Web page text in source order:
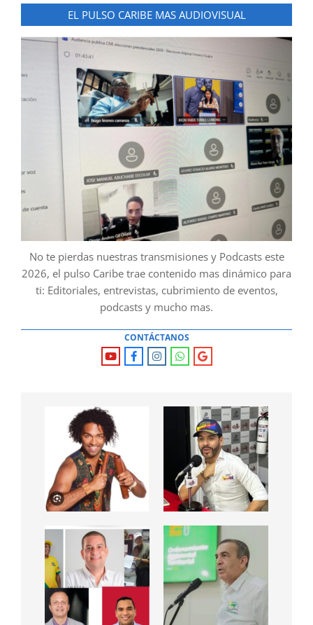
EL PULSO CARIBE MAS AUDIOVISUAL
No te pierdas nuestras transmisiones y Podcasts este
2026, el pulso Caribe trae contenido mas dinámico para
ti: Editoriales, entrevistas, cubrimiento de eventos,
podcasts y mucho mas.
CONTÁCTANOS